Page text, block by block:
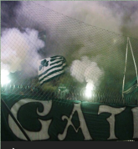
Πρόγραμμα Αναπαραγωγής Ήχου